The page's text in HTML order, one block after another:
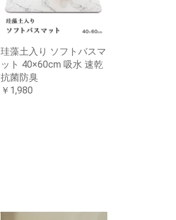
珪藻土入り ソフトバスマ
ット 40×60cm 吸水 速乾
抗菌防臭
￥1,980